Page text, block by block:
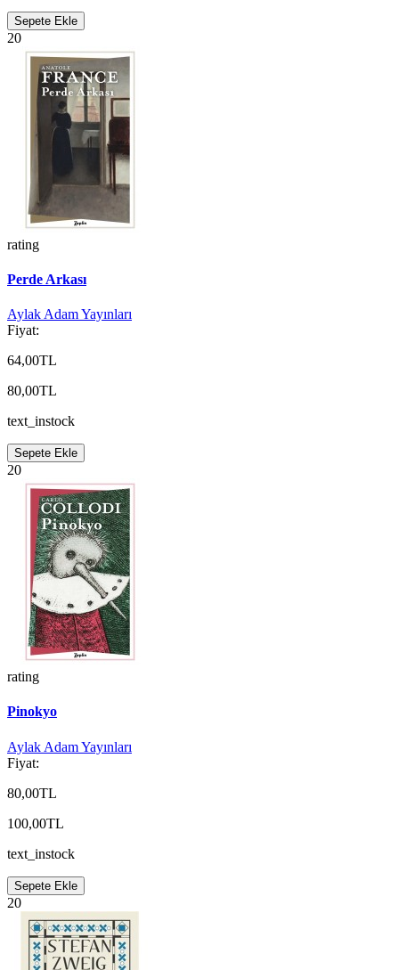
Sepete Ekle
20
rating
Perde Arkası
Aylak Adam Yayınları
Fiyat:
64,00TL
80,00TL
text_instock
Sepete Ekle
20
rating
Pinokyo
Aylak Adam Yayınları
Fiyat:
80,00TL
100,00TL
text_instock
Sepete Ekle
20